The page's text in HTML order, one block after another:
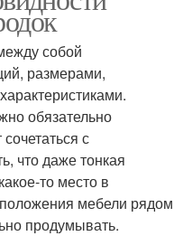
собой
размерами,
обязательно
с
что даже тонкая
то место в
мебели рядом
продумывать.